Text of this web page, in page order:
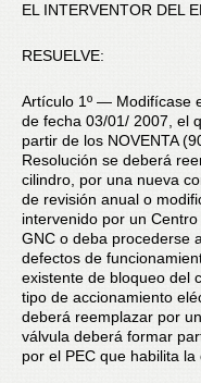
EL INTERVENTOR DEL
RESUELVE:
Artículo 1º — Modifícase
de fecha 03/01/ 2007, el
partir de los NOVENTA
Resolución se deberá
cilindro, por una nueva
de revisión anual o
intervenido por un
GNC o deba procederse
defectos de
existente de bloqueo del
tipo de accionamiento
deberá reemplazar por
válvula deberá formar
por el PEC que habilita la